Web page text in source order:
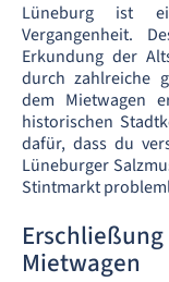
Lüneburg ist
Vergangenheit.
Erkundung der
durch zahlreiche
dem Mietwagen
historischen
dafür, dass du
Lüneburger
Stintmarkt
Mietwagen